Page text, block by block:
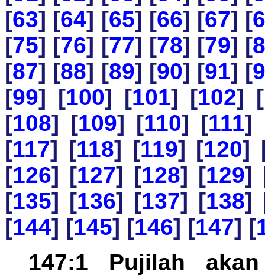
[63] [64] [65] [66] [67] [
[75] [76] [77] [78] [79] [
[87] [88] [89] [90] [91] [
[99] [100] [101] [102] [
[108] [109] [110] [111]
[117] [118] [119] [120]
[126] [127] [128] [129]
[135] [136] [137] [138]
[144] [145] [146] [147] [
147:1 Pujilah